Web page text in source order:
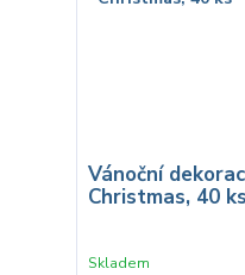
Vánoční
Christmas, 40 ks
Skladem